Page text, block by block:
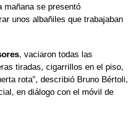
mañana se presentó
unos albañiles que trabajaban
, vaciaron todas las
tiradas, cigarrillos en el piso,
rota”, describió Bruno Bértoli,
en diálogo con el móvil de